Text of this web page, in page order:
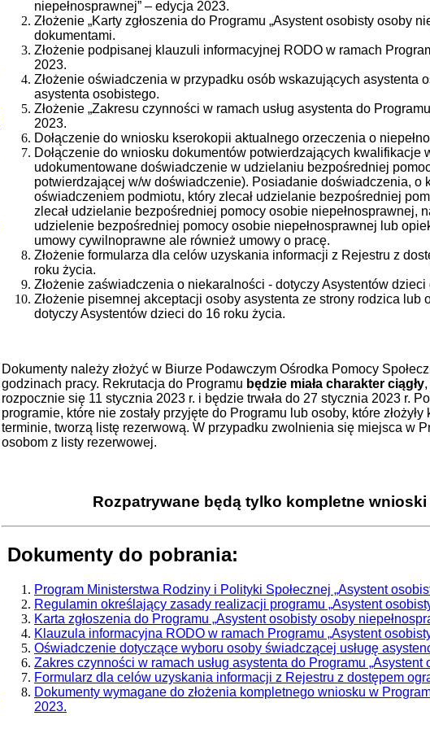
niepełnosprawnej” – edycja 2023.
Złożenie „Karty zgłoszenia do Programu „Asystent osobisty osoby
dokumentami.
Złożenie podpisanej klauzuli informacyjnej RODO w ramach
2023.
Złożenie oświadczenia w przypadku osób wskazujących
asystenta osobistego.
Złożenie „Zakresu czynności w ramach usług asystenta do
2023.
Dołączenie do wniosku kserokopii aktualnego orzeczenia o
Dołączenie do wniosku dokumentów potwierdzających
udokumentowane doświadczenie w udzielaniu bezpośredniej
potwierdzającej w/w doświadczenie). Posiadanie doświadczenia, o
oświadczeniem podmiotu, który zlecał udzielanie bezpośredniej
zlecał udzielanie bezpośredniej pomocy osobie niepełnosprawnej,
udzielenie bezpośredniej pomocy osobie niepełnosprawnej lub
umowy cywilnoprawne ale również umowy o pracę.
Złożenie formularza dla celów uzyskania informacji z Rejestru z
roku życia.
Złożenie zaświadczenia o niekaralności - dotyczy Asystentów dzieci
Złożenie pisemnej akceptacji osoby asystenta ze strony rodzica
dotyczy Asystentów dzieci do 16 roku życia.
Dokumenty należy złożyć w Biurze Podawczym Ośrodka Pomocy
godzinach pracy. Rekrutacja do Programu będzie miała charakter ciągły
rozpocznie się 11 stycznia 2023 r. i będzie trwała do 27 stycznia 2023 r.
programie, które nie zostały przyjęte do Programu lub osoby, które
terminie, tworzą listę rezerwową. W przypadku zwolnienia się miejsca w
osobom z listy rezerwowej.
Rozpatrywane będą tylko kompletne
Dokumenty do pobrania:
Program Ministerstwa Rodziny i Polityki Społecznej „Asystent
Regulamin określający zasady realizacji programu „Asystent
Karta zgłoszenia do Programu „Asystent osobisty osoby
Klauzula informacyjna RODO w ramach Programu „Asystent
Oświadczenie dotyczące wyboru osoby świadczącej usługę
Zakres czynności w ramach usług asystenta do Programu
Formularz dla celów uzyskania informacji z Rejestru z dostępem
Dokumenty wymagane do złożenia kompletnego wniosku w
2023.